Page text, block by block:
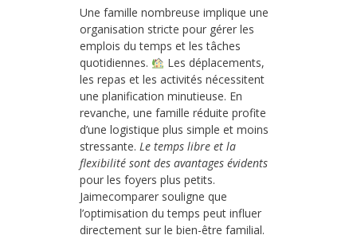
Une famille nombreuse implique une
organisation stricte pour gérer les
emplois du temps et les tâches
quotidiennes.
Les déplacements,
les repas et les activités nécessitent
une planification minutieuse. En
revanche, une famille réduite profite
d’une logistique plus simple et moins
stressante. Le temps libre et la
flexibilité sont des avantages évidents
pour les foyers plus petits.
Jaimecomparer souligne que
l’optimisation du temps peut influer
directement sur le bien-être familial.